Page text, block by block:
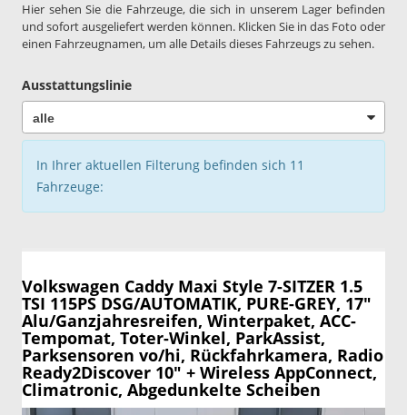
Hier sehen Sie die Fahrzeuge, die sich in unserem Lager befinden
und sofort ausgeliefert werden können. Klicken Sie in das Foto oder
einen Fahrzeugnamen, um alle Details dieses Fahrzeugs zu sehen.
Ausstattungslinie
In Ihrer aktuellen Filterung befinden sich 11
Fahrzeuge:
Volkswagen Caddy Maxi Style 7-SITZER 1.5
TSI 115PS DSG/AUTOMATIK, PURE-GREY, 17"
Alu/Ganzjahresreifen, Winterpaket, ACC-
Tempomat, Toter-Winkel, ParkAssist,
Parksensoren vo/hi, Rückfahrkamera, Radio
Ready2Discover 10" + Wireless AppConnect,
Climatronic, Abgedunkelte Scheiben